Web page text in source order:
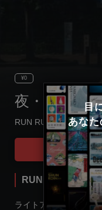
¥0
夜・時を駆
RUN RUN LEARN
目
あな
RUN RUN LEARN
ライトアップに浮かぶ